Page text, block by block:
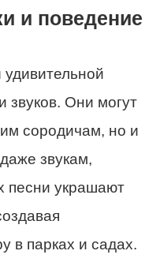
и поведение
звуков. Они могут
сородичам, но и
звукам,
песни украшают
в парках и садах.